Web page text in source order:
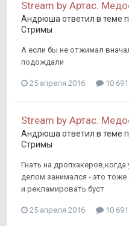
Stream by Артас.
Андрюша ответил в теме
Стримы
А если бы не отжимал
подождали
25 апреля 2016 10
Stream by Артас.
Андрюша ответил в теме
Стримы
Гнать на
делом занимался - это тоже
и рекламировать буст
25 апреля 2016 10